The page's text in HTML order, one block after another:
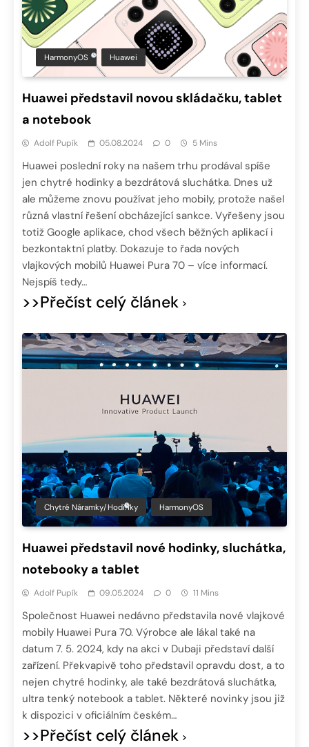
HarmonyOS Huawei
Huawei představil novou skládačku, tablet
a notebook
Adolf Pupík 05.08.2024 0 5 Mins
Huawei poslední roky na našem trhu prodával spíše
jen chytré hodinky a bezdrátová sluchátka. Dnes už
ale můžeme znovu používat jeho mobily, protože našel
různá vlastní řešení obcházející sankce. Vyřešeny jsou
totiž Google aplikace, chod všech běžných aplikací i
bezkontaktní platby. Dokazuje to řada nových
vlajkových mobilů Huawei Pura 70 – více informací.
Nejspíš tedy…
>>Přečíst celý článek
Chytré Náramky/hodinky HarmonyOS
Huawei představil nové hodinky, sluchátka,
notebooky a tablet
Adolf Pupík 09.05.2024 0 11 Mins
Společnost Huawei nedávno představila nové vlajkové
mobily Huawei Pura 70. Výrobce ale lákal také na
datum 7. 5. 2024, kdy na akci v Dubaji představí další
zařízení. Překvapivě toho představil opravdu dost, a to
nejen chytré hodinky, ale také bezdrátová sluchátka,
ultra tenký notebook a tablet. Některé novinky jsou již
k dispozici v oficiálním českém…
>>Přečíst celý článek